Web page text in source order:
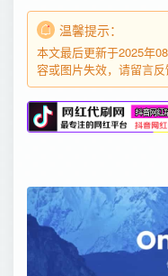
温馨提示：
本文最后更新于2025年
容或图片失效，请留言反